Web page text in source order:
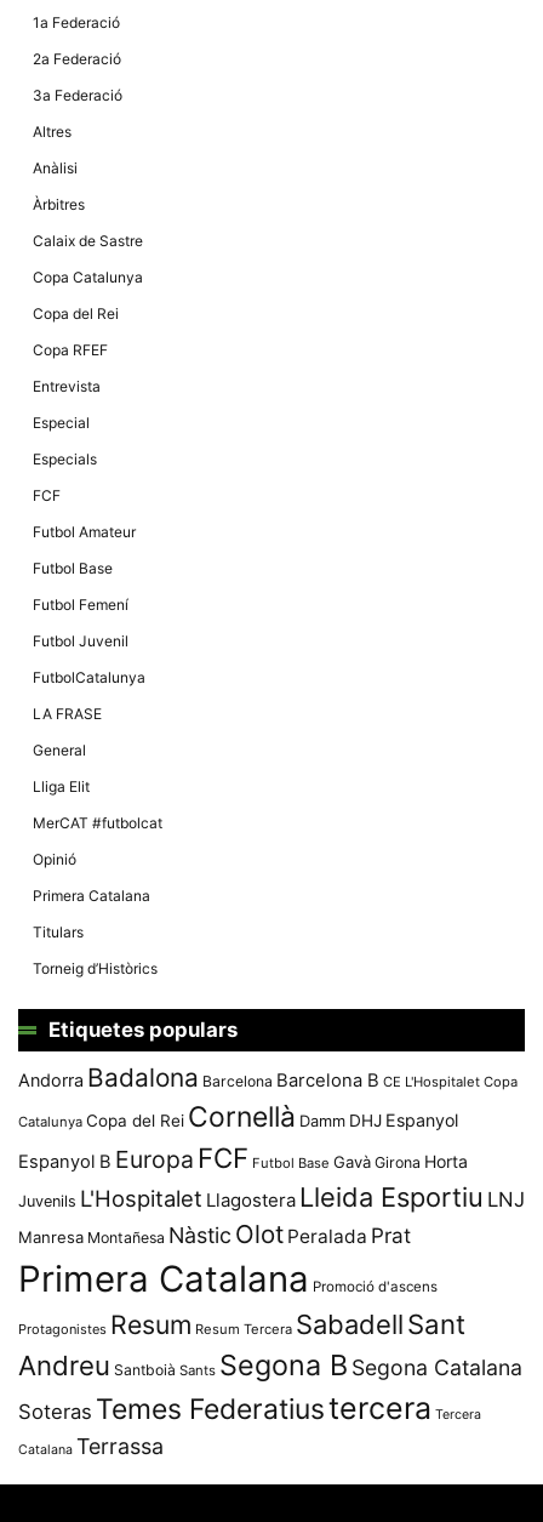
1a Federació
2a Federació
3a Federació
Altres
Anàlisi
Àrbitres
Calaix de Sastre
Copa Catalunya
Copa del Rei
Copa RFEF
Entrevista
Especial
Especials
FCF
Futbol Amateur
Futbol Base
Futbol Femení
Futbol Juvenil
FutbolCatalunya
LA FRASE
General
Lliga Elit
MerCAT #futbolcat
Opinió
Primera Catalana
Titulars
Torneig d’Històrics
Etiquetes populars
Andorra Badalona Barcelona Barcelona B CE L'Hospitalet Copa
Catalunya Copa del Rei Cornellà Damm DHJ Espanyol
Espanyol B Europa FCF Futbol Base Gavà Girona Horta
Juvenils L'Hospitalet Llagostera Lleida Esportiu LNJ
Manresa Montañesa Nàstic Olot Peralada Prat
Primera Catalana Promoció d'ascens
Protagonistes Resum Resum Tercera SabadellSant
Andreu Santboià Sants Segona B Segona Catalana
Soteras Temes Federatiustercera Tercera
Catalana Terrassa